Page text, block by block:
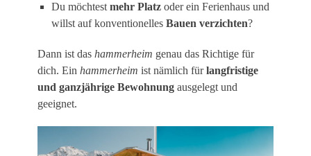
Du möchtest mehr Platz oder ein Ferienhaus und
willst auf konventionelles Bauen verzichten?
Dann ist das hammerheim genau das Richtige für
dich. Ein hammerheim ist nämlich fürlangfristige
und ganzjährige Bewohnung ausgelegt und
geeignet.